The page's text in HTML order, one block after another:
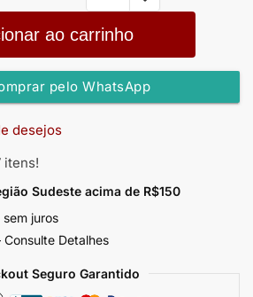
ao carrinho
pelo WhatsApp
desejos
itens!
Sudeste acima de R$150
juros
Consulte Detalhes
Seguro Garantido